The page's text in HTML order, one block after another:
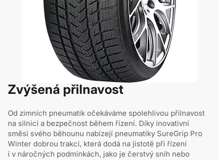
Zvýšená přilnavost
Od zimních pneumatik očekáváme spolehlivou přilnavost
na silnici a bezpečnost během řízení. Díky inovativní
směsi svého běhounu nabízejí pneumatiky SureGrip Pro
Winter dobrou trakci, která dodá na jistotě při řízení
i v náročných podmínkách, jako je čerstvý sníh nebo